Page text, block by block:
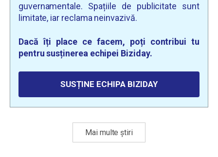
guvernamentale. Spațiile de publicitate sunt
limitate, iar reclama neinvazivă.
Dacă îți place ce facem, poți contribui tu
pentru susținerea echipei Biziday.
SUSȚINE ECHIPA BIZIDAY
Mai multe știri